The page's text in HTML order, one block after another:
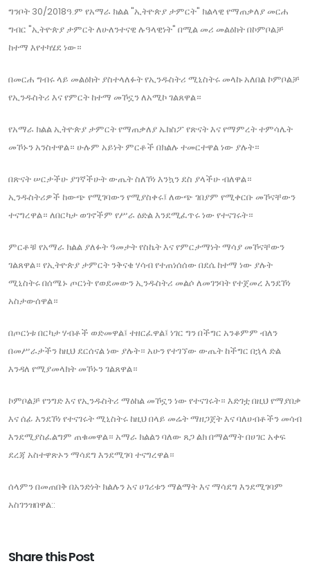
ግንቦት 30/2018ዓ.ም የአማራ ክልል "ኢትዮጵያ ታምርት" ክልላዊ የማጠቃለያ መርሐ
ግብር "ኢትዮጵያ ታምርት ለሁለንተናዊ ሉዓላዊነት" በሚል መሪ መልዕክት በኮምቦልቻ
ከተማ እየተካሄደ ነው።
በመርሐ ግብሩ ላይ መልዕክት ያስተላለፉት የኢንዱስትሪ ሚኒስትሩ መላኩ አለበል ኮምቦልቻ
የኢንዱስትሪ እና የምርት ከተማ መኾኗን ለአሚኮ ገልጸዋል።
የአማራ ክልል ኢትዮጵያ ታምርት የማጠቃለያ ኤክስፖ የጽናት እና የማምረት ተምሳሌት
መኾኑን አንስተዋል። ሁሉም አይነት ምርቶች በክልሉ ተመርተዋል ነው ያሉት።
በጽናት ሠርታችሁ ያገኛችሁት ውጤት ስለኾነ እንኳን ደስ ያላችሁ ብለዋል።
ኢንዱስትሪዎች ከውጭ የሚገባውን የሚያስቀሩ፤ ለውጭ ገበያም የሚቀርቡ መኾናቸውን
ተናግረዋል። ለበርካታ ወገኖችም የሥራ ዕድል እንደሚፈጥሩ ነው የተናገሩት።
ምርቶቹ የአማራ ክልል ያለፉት ዓመታት የስኬት እና የምርታማነት ማሳያ መኾናቸውን
ገልጸዋል። የኢትዮጵያ ታምርት ንቅናቄ ሃሳብ የተጠነሰሰው በደሴ ከተማ ነው ያሉት
ሚኒስትሩ በሰሜኑ ጦርነት የወደመውን ኢንዱስትሪ መልሶ ለመገንባት የተጀመረ እንደኾነ
አስታውሰዋል።
በጦርነቱ በርካታ ሃብቶች ወድመዋል፤ ተዘርፈዋል፤ ነገር ግን በችግር አንቆምም ብለን
በመሥራታችን ከዚህ ደርሰናል ነው ያሉት። አሁን የተገኘው ውጤት ከችግር በኋላ ድል
እንዳለ የሚያመላክት መኾኑን ገልጸዋል።
ኮምቦልቻ የንግድ እና የኢንዱስትሪ ማዕከል መኾኗን ነው የተናገሩት። እድገቷ በዚህ የማያበቃ
እና ሰፊ እንደኾነ የተናገሩት ሚኒስትሩ ከዚህ በላይ መሬት ማዘጋጀት እና ባለሀብቶችን መሳብ
እንደሚያስፈልግም ጠቁመዋል። አማራ ክልልን ባለው ጸጋ ልክ በማልማት በሀገር አቀፍ
ደረጃ አስተዋጽኦን ማሳደግ እንደሚገባ ተናግረዋል።
ሰላምን በመጠበቅ በአንድነት ክልሉን አና ሀገሪቱን ማልማት እና ማሳደግ እንደሚገባም
አስገንዝበዋል::
Share this Post